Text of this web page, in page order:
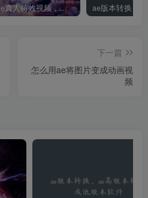
ae真人特效视频，大学生第一次做ppt怎么做
下一篇
怎么用ae将图片变成动画视
频